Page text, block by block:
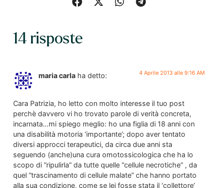
14 risposte
maria carla ha detto: 4 Aprile 2013 alle 9:16 AM
Cara Patrizia, ho letto con molto interesse il tuo post
perchè davvero vi ho trovato parole di verità concreta,
incarnata…mi spiego meglio: ho una figlia di 18 anni con
una disabilità motoria ‘importante’; dopo aver tentato
diversi approcci terapeutici, da circa due anni sta
seguendo (anche)una cura omotossicologica che ha lo
scopo di “ripulirla” da tutte quelle “cellule necrotiche” , da
quel “trascinamento di cellule malate” che hanno portato
alla sua condizione, come se lei fosse stata il ‘collettore’